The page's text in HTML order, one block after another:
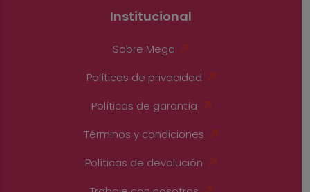
Institucional
Sobre Mega
Políticas de privacidad
Políticas de garantía
Términos y condiciones
Políticas de devolución